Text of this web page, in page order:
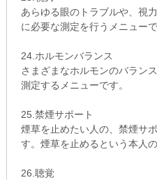
あらゆる眼のトラブルや、視
に必要な測定を行うメニューで
24.ホルモンバランス
さまざまなホルモンのバラン
測定するメニューです。
25.禁煙サポート
煙草を止めたい人の、禁煙サ
す。煙草を止めるという本人
26.聴覚